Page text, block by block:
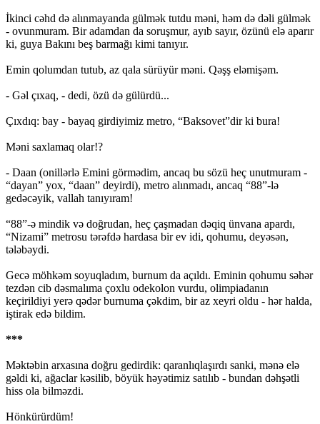
İkinci cəhd də alınmayanda gülmək tutdu məni, həm də dəli gülmək
- ovunmuram. Bir adamdan da soruşmur, ayıb sayır, özünü elə aparır
ki, guya Bakını beş barmağı kimi tanıyır.
Emin qolumdan tutub, az qala sürüyür məni. Qəşş eləmişəm.
- Gəl çıxaq, - dedi, özü də gülürdü...
Çıxdıq: bay - bayaq girdiyimiz metro, “Baksovet”dir ki bura!
Məni saxlamaq olar!?
- Daan (onillərlə Emini görmədim, ancaq bu sözü heç unutmuram -
“dayan” yox, “daan” deyirdi), metro alınmadı, ancaq “88”-lə
gedəcəyik, vallah tanıyıram!
“88”-ə mindik və doğrudan, heç çaşmadan dəqiq ünvana apardı,
“Nizami” metrosu tərəfdə hardasa bir ev idi, qohumu, deyəsən,
tələbəydi.
Gecə möhkəm soyuqladım, burnum da açıldı. Eminin qohumu səhər
tezdən cib dəsmalıma çoxlu odekolon vurdu, olimpiadanın
keçirildiyi yerə qədər burnuma çəkdim, bir az xeyri oldu - hər halda,
iştirak edə bildim.
***
Məktəbin arxasına doğru gedirdik: qaranlıqlaşırdı sanki, mənə elə
gəldi ki, ağaclar kəsilib, böyük həyətimiz satılıb - bundan dəhşətli
hiss ola bilməzdi.
Hönkürürdüm!